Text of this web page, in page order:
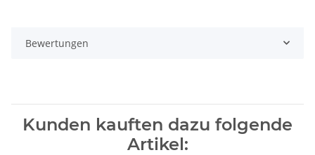
Bewertungen
Kunden kauften dazu folgende
Artikel: